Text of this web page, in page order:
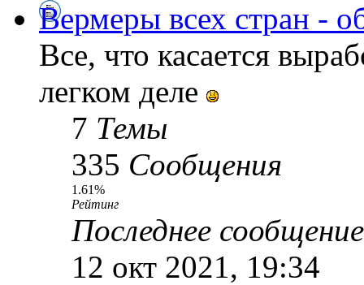
Вермеры всех стран -
Все, что касается
легком деле
7 Темы
335 Сообщения
1.61%
Рейтинг
Последнее сообщение
12 окт 2021, 19:34